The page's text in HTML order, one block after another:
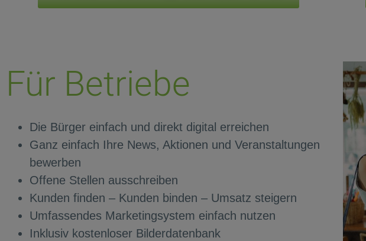
Für Betriebe
Die Bürger einfach und direkt digital erreichen
Ganz einfach Ihre News, Aktionen und Veranstaltungen
bewerben
Offene Stellen ausschreiben
Kunden finden – Kunden binden – Umsatz steigern
Umfassendes Marketingsystem einfach nutzen
Inklusiv kostenloser Bilderdatenbank